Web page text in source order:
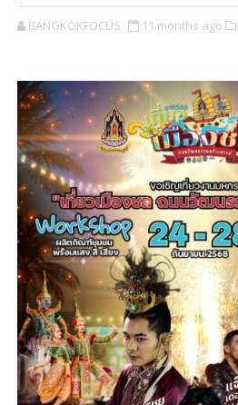
BANGKOKFOCUS 11 months ago